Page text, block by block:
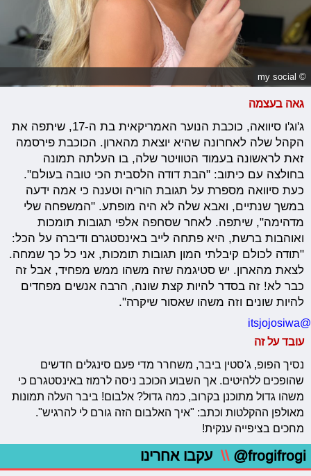
© my social
גאה בעצמה
ג'וג'ו סיוואה, כוכבת הנוער האמריקאית בת ה-17, שיתפה את
הקהל שלה לאחרונה שהיא יוצאת מהארון. הכוכבת פירסמה
זאת לראשונה בעמוד הטוויטר שלה, בו העלתה תמונה
בחולצה עם כיתוב: "הבת דודה הלסבית הכי טובה בעולם".
כעת סיוואה מספרת על תגובת הוריה וטענה כי אמה ידעה
במשך שנתיים, ואבא שלה לא היה מופתע. "המשפחה שלי
מדהימה", שיתפה. לאחר שסחפה אלפי תגובות תומכות
ואוהבות ברשת, היא פתחה לייב באינסטגרם ודיברה על הכל:
"תודה לכולם קיבלתי המון תגובות תומכות, אני כל כך שמחה.
לצאת מהארון. יש סטיגמה שזה משהו ממש מפחיד, אבל זה
כבר לא! זה בסדר להיות קצת שונה, הרבה אנשים מפחדים
להיות שונים וזה משהו שאסור שיקרה".
@itsjojosiwa
עובד על זה
נסיך הפופ, ג'סטין ביבר, משחרר מדי פעם סינגלים חדשים
שהופכים ללהיטים. אך השבוע הכוכב ניסה לרמוז באינסטגרם כי
משהו גדול מתוכנן בקרוב, כמה גדול? אלבום! ביבר העלה תמונות
מאולפן ההקלטות וכתב: "איך האלבום הזה גורם לי להרגיש".
מחכים בציפייה ענקית!
@frogifrogi
\\ עקבו אחרינו